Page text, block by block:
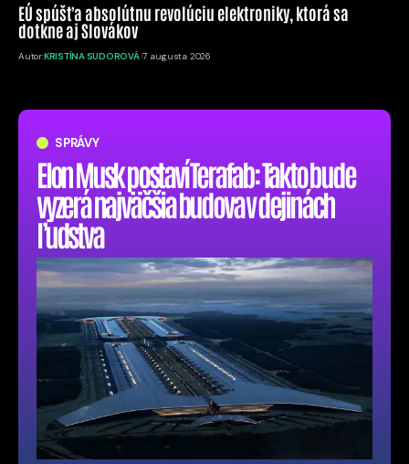
SPRÁVY
Elon Musk postaví Terafab: Takto bude
vyzerá najväčšia budova v dejinách
ľudstva
EÚ spúšťa absolútnu revolúciu elektroniky, ktorá sa
dotkne aj Slovákov
Autor:KRISTÍNA SUDOROVÁ 7. augusta 2026